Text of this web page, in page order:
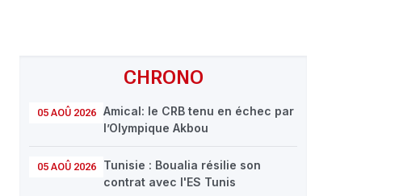
CHRONO
05 AOÛ 2026
Amical: le CRB tenu en échec par
l’Olympique Akbou
05 AOÛ 2026
Tunisie : Boualia résilie son
contrat avec l'ES Tunis